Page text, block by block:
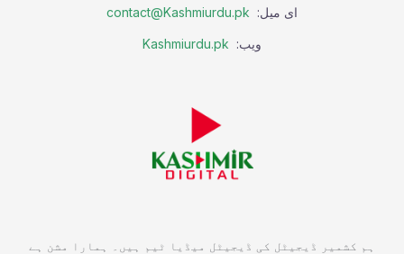
ای میل: contact@Kashmiurdu.pk
ویب: Kashmiurdu.pk
ہم کشمیر ڈیجیٹل کی ڈیجیٹل میڈیا ٹیم ہیں۔ ہمارا مشن ہے